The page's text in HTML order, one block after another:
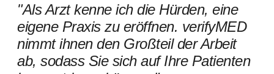
"Als Arzt kenne ich die Hürden, eine
eigene Praxis zu eröffnen. verifyMED
nimmt ihnen den Großteil der Arbeit
ab, sodass Sie sich auf Ihre Patienten